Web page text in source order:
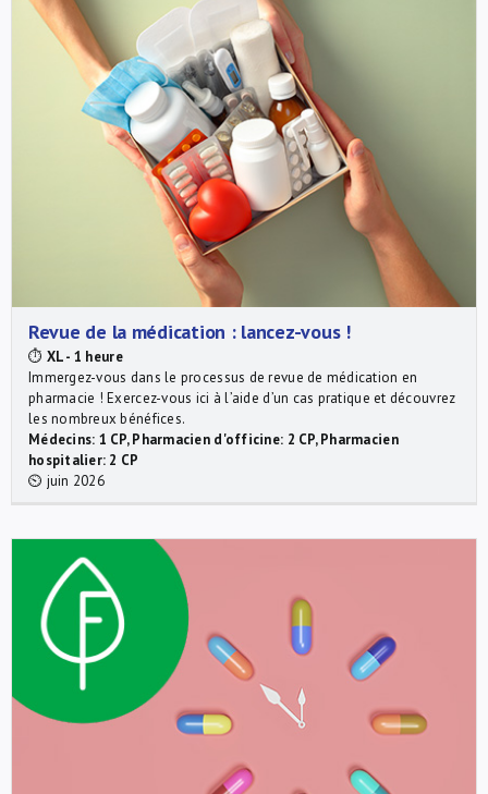
Revue de la médication : lancez-vous !
⏱ XL - 1 heure
Immergez-vous dans le processus de revue de médication en
pharmacie ! Exercez-vous ici à l’aide d’un cas pratique et découvrez
les nombreux bénéfices.
Médecins: 1 CP, Pharmacien d'officine: 2 CP, Pharmacien
hospitalier: 2 CP
⏲ juin 2026